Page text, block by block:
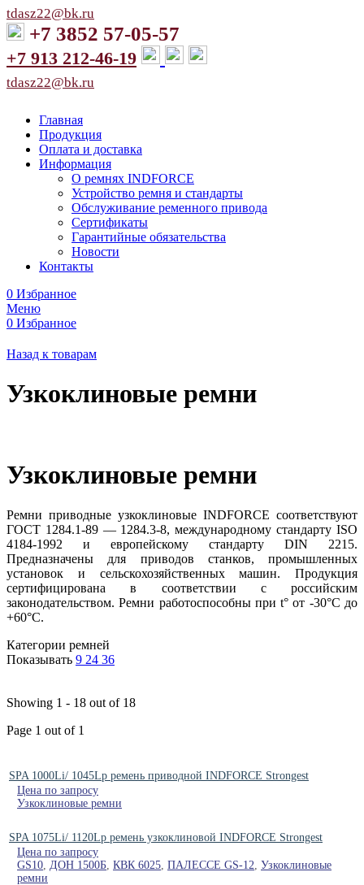
tdasz22@bk.ru
+7 3852 57-05-57
+7 913 212-46-19
tdasz22@bk.ru
Главная
Продукция
Оплата и доставка
Информация
О ремнях INDFORCE
Устройство ремня и стандарты
Обслуживание ременного привода
Сертификаты
Гарантийные обязательства
Новости
Контакты
0 Избранное
Меню
0 Избранное
Назад к товарам
Узкоклиновые ремни
Узкоклиновые ремни
Ремни приводные узкоклиновые INDFORCE соответствуют
ГОСТ 1284.1-89 — 1284.3-8, международному стандарту ISO
4184-1992 и европейскому стандарту DIN 2215.
Предназначены для приводов станков, промышленных
установок и сельскохозяйственных машин. Продукция
сертифицирована в соответствии с российским
законодательством. Ремни работоспособны при t° от -30°C до
+60°C.
Категории ремней
Показывать 9 24 36
Showing 1 - 18 out of 18
Page 1 out of 1
SPA 1000Li/ 1045Lp ремень приводной INDFORCE Strongest
Цена по запросу
Узкоклиновые ремни
SPA 1075Li/ 1120Lp ремень узкоклиновой INDFORCE Strongest
Цена по запросу
GS10 ДОН 1500Б КВК 6025 ПАЛЕССЕ GS-12 Узкоклиновые
ремни